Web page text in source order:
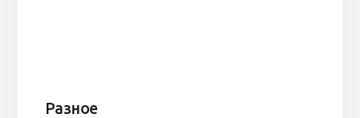
Разное